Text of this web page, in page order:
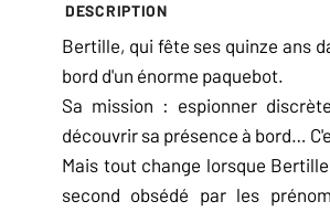
DESCRIPTION
Bertille, qui fête ses quinze ans
bord d'un énorme paquebot.
Sa mission : espionner
découvrir sa présence à bord…
Mais tout change lorsque
second obsédé par les